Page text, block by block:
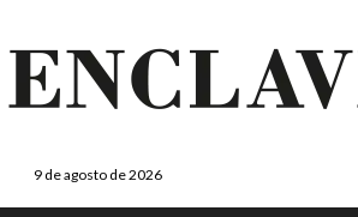
9 de agosto de 2026